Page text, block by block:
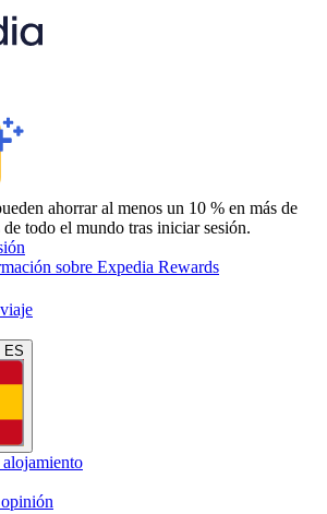
ahorrar al menos un 10 % en más de
todo el mundo tras iniciar sesión.
sobre Expedia Rewards
ES